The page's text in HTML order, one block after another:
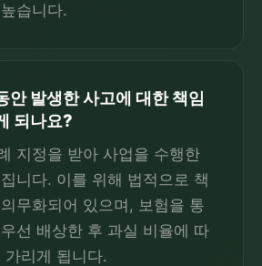
습니다.
안 발생한 사고에 대한 책임
되나요?
지정을 받아 사업을 수행한
니다. 이를 위해 법적으로 책
무화되어 있으며, 보험을 통
선 배상한 후 과실 비율에 따
리게 됩니다.